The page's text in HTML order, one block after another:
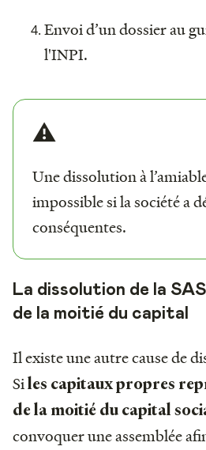
Envoi d’un dossier au
l'INPI.
⚠️
Une dissolution à
impossible si la société a
conséquentes.
La dissolution de la
de la moitié du capital
Il existe une autre cause de
Siles capitaux propres
de la moitié du capital
convoquer une assemblée